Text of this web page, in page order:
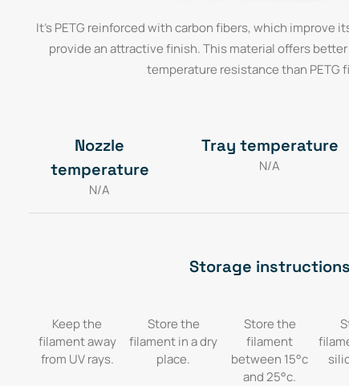
It's PETG reinforced with carbon fibers, which improve
provide an attractive finish. This material offers
temperature resistance than PETG
Nozzle
temperature
N/A
Tray temperature
N/A
Storage instructions
Keep the
filament away
from UV rays.
Store the
filament in a dry
place.
Store the
filament
between 15°c
and 25°c.